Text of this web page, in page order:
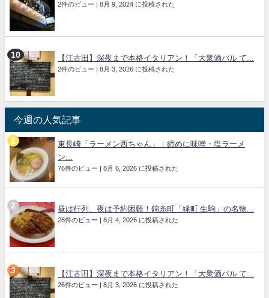
2件のビュー | 8月 9, 2024 に投稿された
【江古田】深夜まで本格イタリアン！「大衆酒バル て...
2件のビュー | 8月 3, 2026 に投稿された
今週の人気記事
東長崎「ラーメン西ちゃん」｜締めに味噌・塩ラーメ
ン...
76件のビュー | 8月 6, 2026 に投稿された
昼は行列、夜は予約困難！錦糸町「緑町 生駒」の名物...
28件のビュー | 8月 4, 2026 に投稿された
【江古田】深夜まで本格イタリアン！「大衆酒バル て...
26件のビュー | 8月 3, 2026 に投稿された